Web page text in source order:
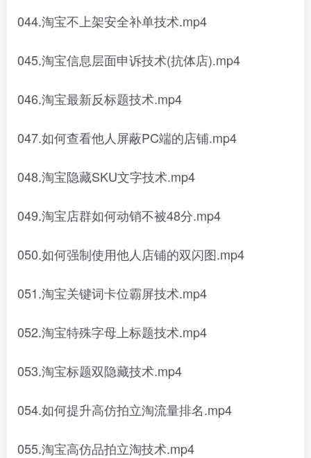
044.淘宝不上架安全补单技术.mp4
045.淘宝信息层面申诉技术(抗体店).mp4
046.淘宝最新反标题技术.mp4
047.如何查看他人屏蔽PC端的店铺.mp4
048.淘宝隐藏SKU文字技术.mp4
049.淘宝店群如何动销不被48分.mp4
050.如何强制使用他人店铺的双闪图.mp4
051.淘宝关键词卡位霸屏技术.mp4
052.淘宝特殊字母上标题技术.mp4
053.淘宝标题双隐藏技术.mp4
054.如何提升高仿拍立淘流量排名.mp4
055.淘宝高仿品拍立淘技术.mp4